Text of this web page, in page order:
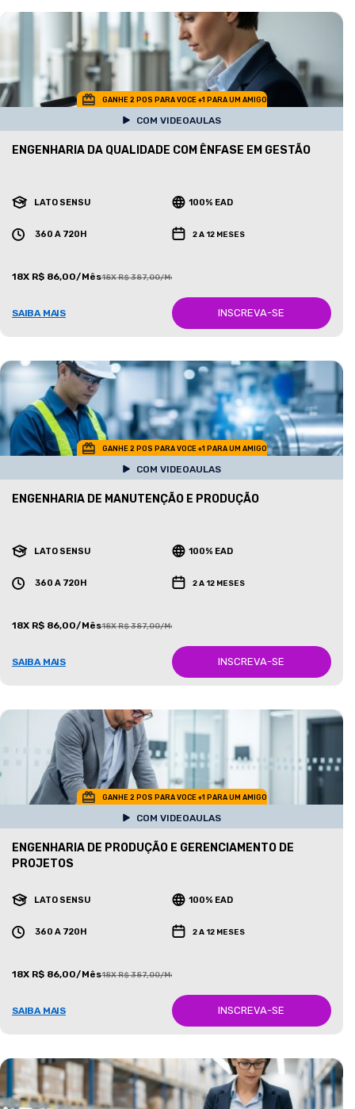
GANHE 2 POS PARA VOCE +1 PARA UM AMIGO
COM VIDEOAULAS
ENGENHARIA DA QUALIDADE COM ÊNFASE EM GESTÃO
LATO SENSU 100% EAD
360 A 720H 2 A 12 MESES
18X R$ 86,00/Mês18X R$ 387,00/Mês
SAIBA MAIS INSCREVA-SE
GANHE 2 POS PARA VOCE +1 PARA UM AMIGO
COM VIDEOAULAS
ENGENHARIA DE MANUTENÇÃO E PRODUÇÃO
LATO SENSU 100% EAD
360 A 720H 2 A 12 MESES
18X R$ 86,00/Mês18X R$ 387,00/Mês
SAIBA MAIS INSCREVA-SE
GANHE 2 POS PARA VOCE +1 PARA UM AMIGO
COM VIDEOAULAS
ENGENHARIA DE PRODUÇÃO E GERENCIAMENTO DE
PROJETOS
LATO SENSU 100% EAD
360 A 720H 2 A 12 MESES
18X R$ 86,00/Mês18X R$ 387,00/Mês
SAIBA MAIS INSCREVA-SE